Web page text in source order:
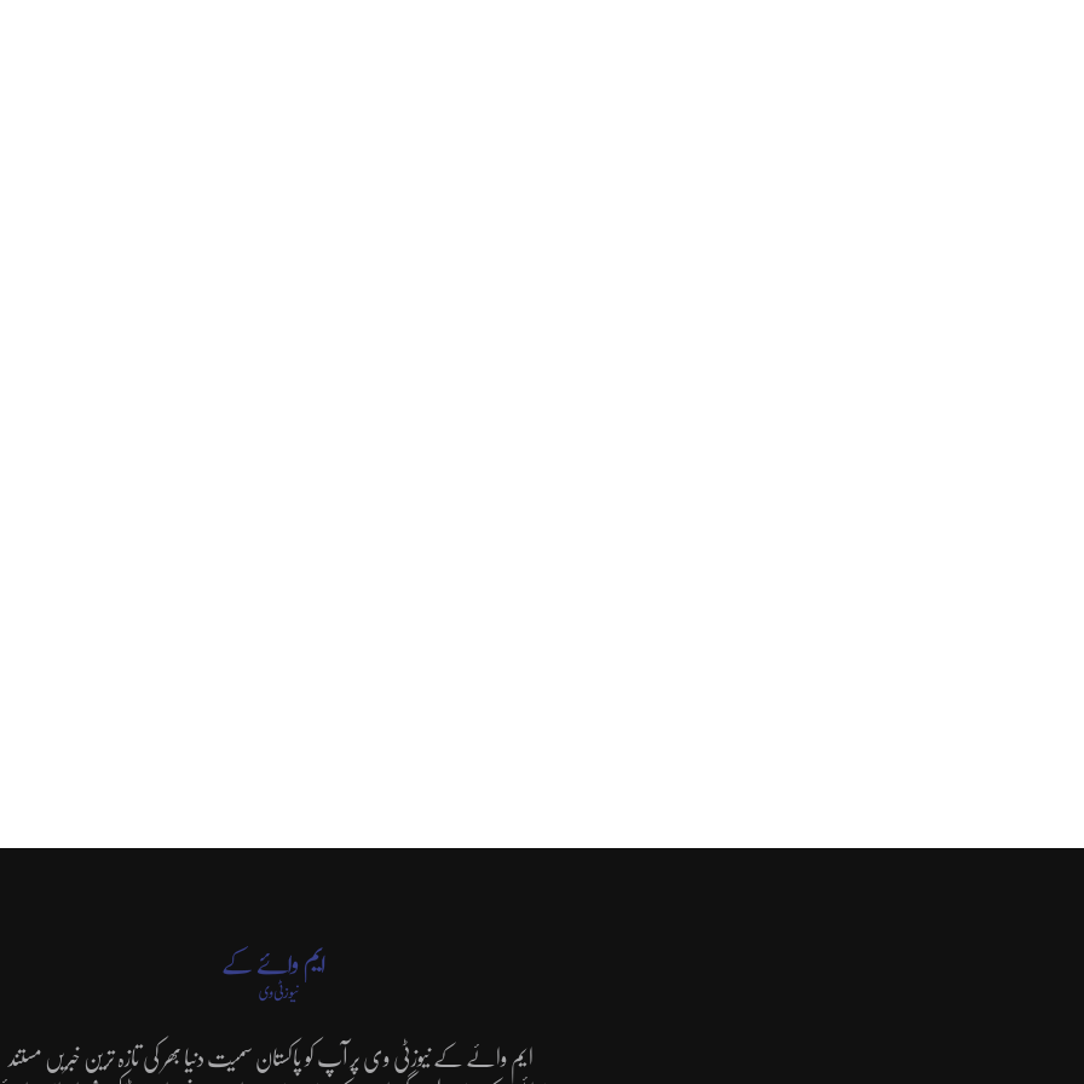
ایم وائے کے نیوزٹی وی پر آپ کو پاکستان سمیت دنیا بھر کی تازہ ترین خبریں مستند